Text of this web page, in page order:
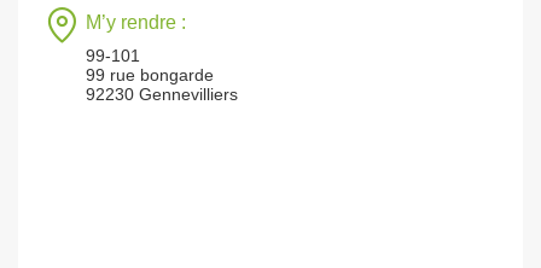
M’y rendre :
99-101
99 rue bongarde
92230 Gennevilliers